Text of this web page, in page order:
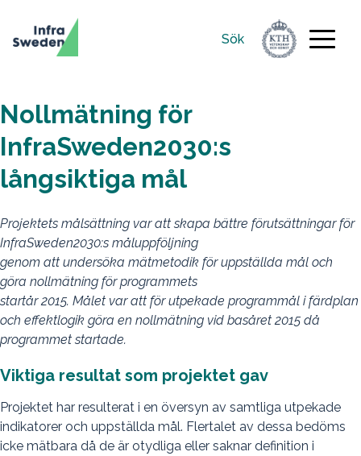
Sök
Sök
efter:
Nollmätning för
InfraSweden2030:s
långsiktiga mål
Projektets målsättning var att skapa bättre förutsättningar för
InfraSweden2030:s måluppföljning
genom att undersöka mätmetodik för uppställda mål och
göra nollmätning för programmets
startår 2015. Målet var att för utpekade programmål i färdplan
och effektlogik göra en nollmätning vid basåret 2015 då
programmet startade.
Viktiga resultat som projektet gav
Projektet har resulterat i en översyn av samtliga utpekade
indikatorer och uppställda mål. Flertalet av dessa bedöms
icke mätbara då de är otydliga eller saknar definition i